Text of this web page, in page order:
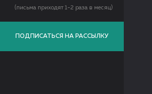
(письма приходят 1-2 раза в месяц)
ПОДПИСАТЬСЯ НА РАССЫЛКУ